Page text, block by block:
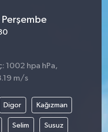
1002 hpa hPa,
m/s
Digor Kağızman
Selim Susuz